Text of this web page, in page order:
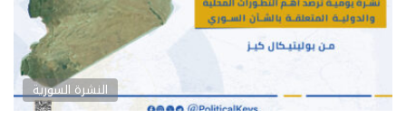
النشرة السورية